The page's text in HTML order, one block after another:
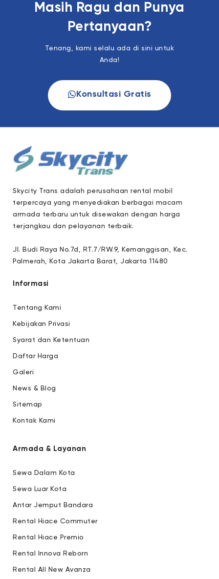
Masih Ragu dan Punya
Pertanyaan?
Tenang, kami selalu ada di sini untuk
Anda!
Konsultasi Gratis
Skycity Trans adalah perusahaan rental mobil
terpercaya yang menyediakan berbagai macam
armada terbaru untuk disewakan dengan harga
terjangkau dan pelayanan terbaik.
Jl. Budi Raya No.7d, RT.7/RW.9, Kemanggisan, Kec.
Palmerah, Kota Jakarta Barat, Jakarta 11480
Informasi
Tentang Kami
Kebijakan Privasi
Syarat dan Ketentuan
Daftar Harga
Galeri
News & Blog
Sitemap
Kontak Kami
Armada & Layanan
Sewa Dalam Kota
Sewa Luar Kota
Antar Jemput Bandara
Rental Hiace Commuter
Rental Hiace Premio
Rental Innova Reborn
Rental All New Avanza